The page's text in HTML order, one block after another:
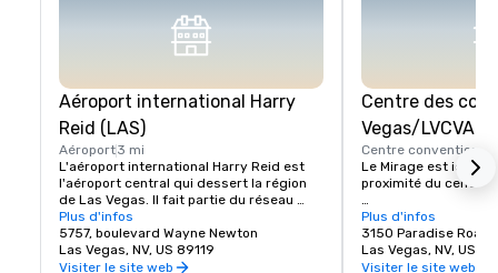
Aéroport international Harry
Reid (LAS)
Aéroport3 mi
L'aéroport international Harry Reid est
l'aéroport central qui dessert la région
de Las Vegas. Il fait partie du réseau
aéroportuaire du comté de Clark, qui
possède et exploite six aéroports.
L'aéroport international Harry Reid
comprend 96 portes d'embarquement
Plus d'infos
5757, boulevard Wayne Newton
Las Vegas, NV, US 89119
Visiter le site web
Centre des
Vegas/LVCVA
Centre convention
Le Mirage est
proximité du centre
Le Las Vegas
l'une des
fréquentées au
de 4,6 millions de
Plus d'infos
3150 Paradise Road
Las Vegas, NV, US
Visiter le site web